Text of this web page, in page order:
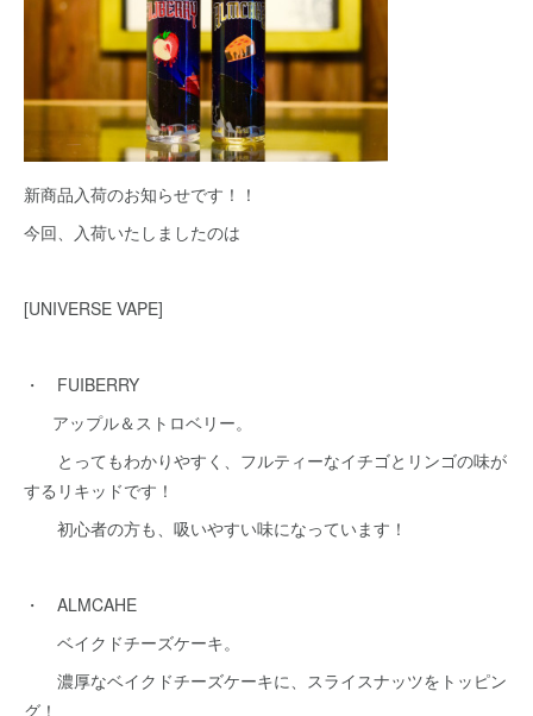
新商品入荷のお知らせです！！
今回、入荷いたしましたのは
[UNIVERSE VAPE]
・ FUIBERRY
アップル＆ストロベリー。
とってもわかりやすく、フルティーなイチゴとリンゴの味が
するリキッドです！
初心者の方も、吸いやすい味になっています！
・ ALMCAHE
ベイクドチーズケーキ。
濃厚なベイクドチーズケーキに、スライスナッツをトッピン
グ！